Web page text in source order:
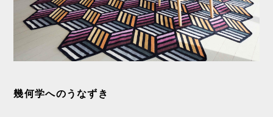
幾何学へのうなずき